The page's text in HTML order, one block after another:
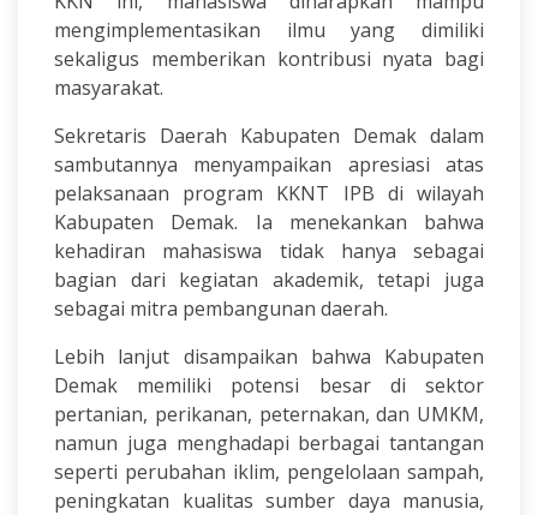
mengimplementasikan ilmu yang dimiliki
sekaligus memberikan kontribusi nyata bagi
masyarakat.
Sekretaris Daerah Kabupaten Demak dalam
sambutannya menyampaikan apresiasi atas
pelaksanaan program KKNT IPB di wilayah
Kabupaten Demak. Ia menekankan bahwa
kehadiran mahasiswa tidak hanya sebagai
bagian dari kegiatan akademik, tetapi juga
sebagai mitra pembangunan daerah.
Lebih lanjut disampaikan bahwa Kabupaten
Demak memiliki potensi besar di sektor
pertanian, perikanan, peternakan, dan UMKM,
namun juga menghadapi berbagai tantangan
seperti perubahan iklim, pengelolaan sampah,
peningkatan kualitas sumber daya manusia,